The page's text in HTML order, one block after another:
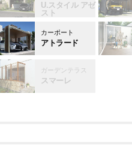
U.スタイル アゼ
スト
カーポート
アトラード
ガーデンテラス
スマーレ